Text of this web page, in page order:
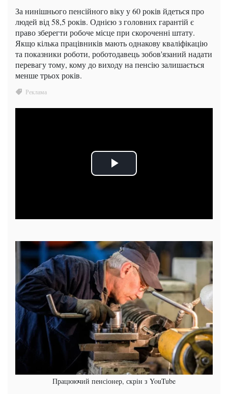
За нинішнього пенсійного віку у 60 років йдеться про
людей від 58,5 років. Однією з головних гарантій є
право зберегти робоче місце при скороченні штату.
Якщо кілька працівників мають однакову кваліфікацію
та показники роботи, роботодавець зобов'язаний надати
перевагу тому, кому до виходу на пенсію залишається
менше трьох років.
Працюючий пенсіонер, скрін з YouTube